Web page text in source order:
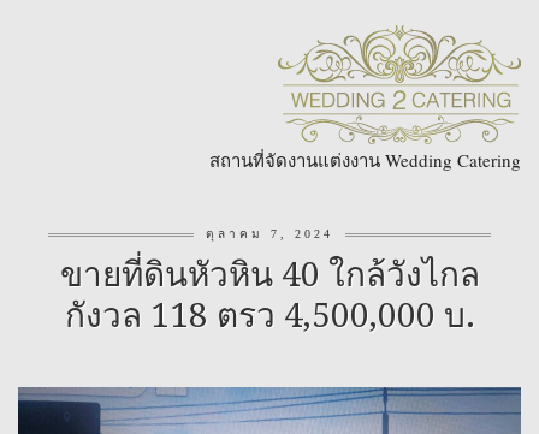
สถานที่จัดงานแต่งงาน Wedding Catering
ตุลาคม 7, 2024
ขายที่ดินหัวหิน 40 ใกล้วังไกล
กังวล 118 ตรว 4,500,000 บ.